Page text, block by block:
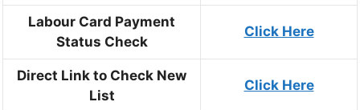
Labour Card Payment
Status Check
Click Here
Direct Link to Check New
List
Click Here